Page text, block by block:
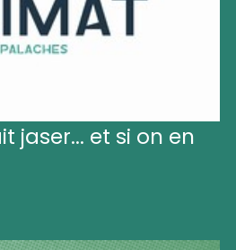
jaser... et si on en